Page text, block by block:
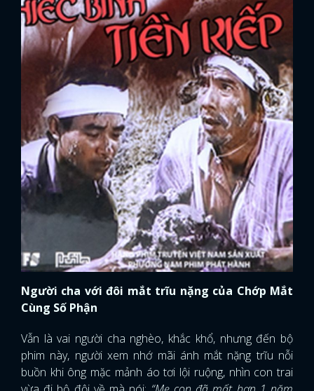
Người cha với đôi mắt trĩu nặng của Chớp Mắt
Cùng Số Phận
Vẫn là vai người cha nghèo, khắc khổ, nhưng đến bộ
phim này, người xem nhớ mãi ánh mắt nặng trĩu nỗi
buồn khi ông mặc mảnh áo tơi lội ruộng, nhìn con trai